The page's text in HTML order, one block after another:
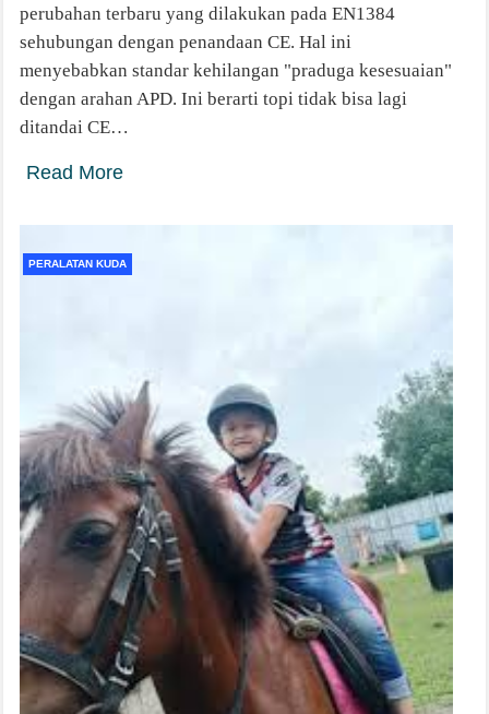
perubahan terbaru yang dilakukan pada EN1384
sehubungan dengan penandaan CE. Hal ini
menyebabkan standar kehilangan "praduga kesesuaian"
dengan arahan APD. Ini berarti topi tidak bisa lagi
ditandai CE…
Read More
PERALATAN KUDA